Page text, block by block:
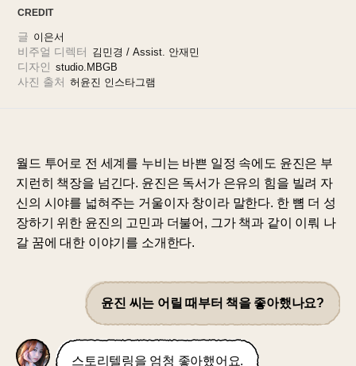
CREDIT
글 이은서
비주얼 디렉터 김민경 / Assist. 안재민
디자인 studio.MBGB
사진 출처 허윤진 인스타그램
월드 투어로 전 세계를 누비는 바쁜 일정 속에도 윤진은 부
지런히 책장을 넘긴다. 윤진은 독서가 은유의 힘을 빌려 자
신의 시야를 넓혀주는 거울이자 창이라 말한다. 한 뼘 더 성
장하기 위한 윤진의 고민과 더불어, 그가 책과 같이 이뤄 나
갈 꿈에 대한 이야기를 소개한다.
윤진 씨는 어릴 때부터 책을 좋아했나요?
스토리텔링을 엄청 좋아했어요.